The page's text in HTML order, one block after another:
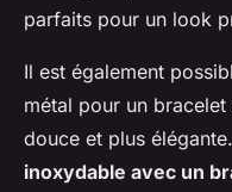
parfaits pour un look
Il est également
métal pour un bracelet
douce et plus élégante.
inoxydable avec un